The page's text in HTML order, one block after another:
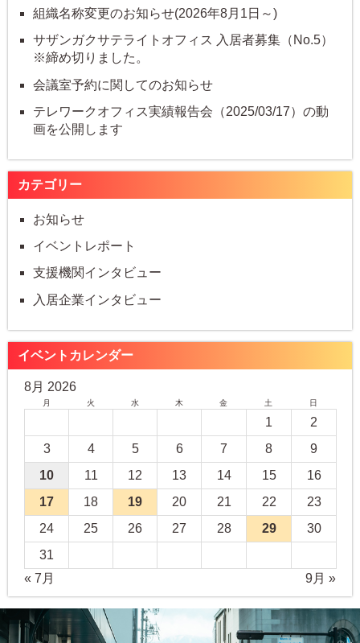
組織名称変更のお知らせ(2026年8月1日～)
サザンガクサテライトオフィス 入居者募集（No.5）
※締め切りました。
会議室予約に関してのお知らせ
テレワークオフィス実績報告会（2025/03/17）の動
画を公開します
カテゴリー
お知らせ
イベントレポート
支援機関インタビュー
入居企業インタビュー
イベントカレンダー
8月 2026
月 火 水 木 金 土 日
1
2
3
4 5 6 7 8
9
10
11 12 13 14 15
16
17
18 19 20 21 22
23
24
25 26 27 28 29
30
31
« 7月
9月 »